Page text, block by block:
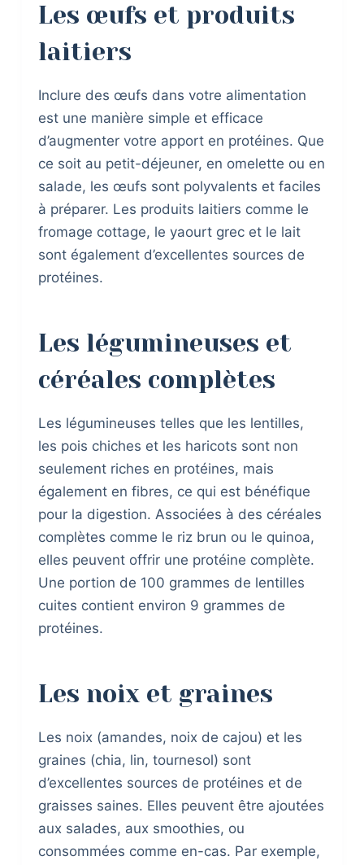
Les œufs et produits
laitiers
Inclure des œufs dans votre alimentation
est une manière simple et efficace
d’augmenter votre apport en protéines. Que
ce soit au petit-déjeuner, en omelette ou en
salade, les œufs sont polyvalents et faciles
à préparer. Les produits laitiers comme le
fromage cottage, le yaourt grec et le lait
sont également d’excellentes sources de
protéines.
Les légumineuses et
céréales complètes
Les légumineuses telles que les lentilles,
les pois chiches et les haricots sont non
seulement riches en protéines, mais
également en fibres, ce qui est bénéfique
pour la digestion. Associées à des céréales
complètes comme le riz brun ou le quinoa,
elles peuvent offrir une protéine complète.
Une portion de 100 grammes de lentilles
cuites contient environ 9 grammes de
protéines.
Les noix et graines
Les noix (amandes, noix de cajou) et les
graines (chia, lin, tournesol) sont
d’excellentes sources de protéines et de
graisses saines. Elles peuvent être ajoutées
aux salades, aux smoothies, ou
consommées comme en-cas. Par exemple,